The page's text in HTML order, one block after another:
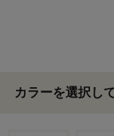
カラーを選択し